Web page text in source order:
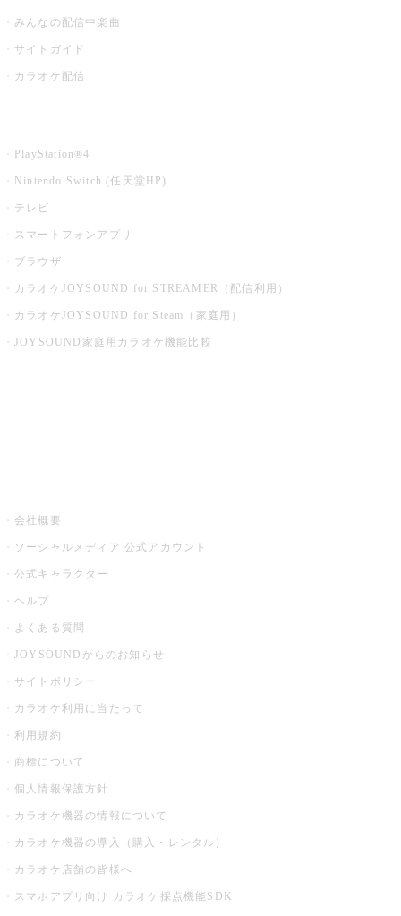
みんなの配信中楽曲
サイトガイド
カラオケ配信
PlayStation®4
Nintendo Switch (任天堂HP)
テレビ
スマートフォンアプリ
ブラウザ
カラオケJOYSOUND for STREAMER（配信利用）
カラオケJOYSOUND for Steam（家庭用）
JOYSOUND家庭用カラオケ機能比較
会社概要
ソーシャルメディア 公式アカウント
公式キャラクター
ヘルプ
よくある質問
JOYSOUNDからのお知らせ
サイトポリシー
カラオケ利用に当たって
利用規約
商標について
個人情報保護方針
カラオケ機器の情報について
カラオケ機器の導入（購入・レンタル）
カラオケ店舗の皆様へ
スマホアプリ向け カラオケ採点機能SDK